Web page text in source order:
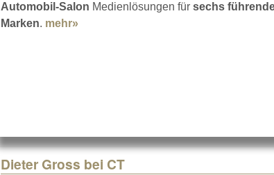
Automobil-Salon Medienlösungen für sechs
Marken. mehr»
Dieter Gross bei CT